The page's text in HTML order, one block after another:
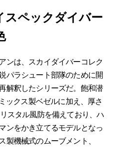
スペックダイバー
ンは、スカイダイバーコレク
パラシュート部隊のために開
解釈したシリーズだ。飽和潜
ックス製ベゼルに加え、厚さ
スタル風防を備えており、ハ
ンをかき立てるモデルとなっ
製機械式のムーブメント、